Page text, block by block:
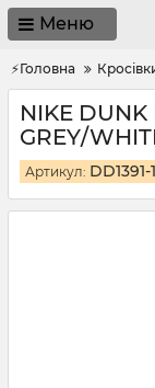
Меню
⚡Головна
NIKE DUNK
GREY/
Артикул: DD1391-